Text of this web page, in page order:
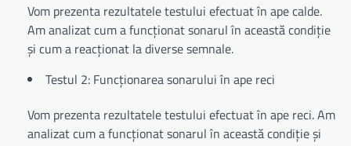
Vom prezenta rezultatele testului efectuat în ape calde.
Am analizat cum a funcționat sonarul în această condiție
și cum a reacționat la diverse semnale.
Testul 2: Funcționarea sonarului în ape reci
Vom prezenta rezultatele testului efectuat în ape reci. Am
analizat cum a funcționat sonarul în această condiție și